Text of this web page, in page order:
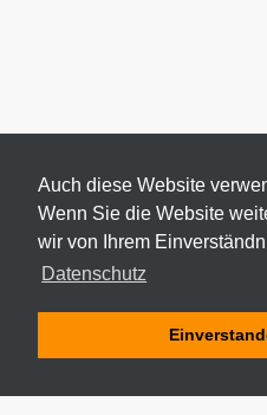
Auch diese Website
Wenn Sie die Website
wir von Ihrem
Datenschutz
© 2026 ODEKI - ALLE